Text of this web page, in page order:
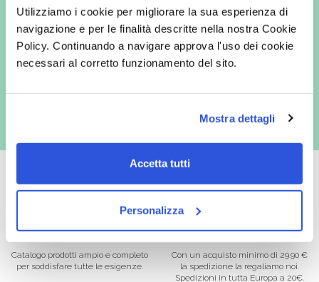
Utilizziamo i cookie per migliorare la sua esperienza di
navigazione e per le finalità descritte nella nostra Cookie
Policy. Continuando a navigare approva l'uso dei cookie
necessari al corretto funzionamento del sito.
Mostra dettagli
Accetta tutti
Personalizza
In qualità di interessato, avendo letto l’informativa
Privacy Policy
redatta ai sensi del Regolamento EU 2016/679, acconsento
espressamente al trattamento dei miei dati personali per finalità
commerciali da parte di Verafarma, tra cui invio di comunicazioni
marketing (con modalità telematiche - quali ad es. newsletter ed e-mail
con inviti e comunicazioni commerciali - e modalità tradizionali, quali ad
Catalogo prodotti ampio e completo
per soddisfare tutte le esigenze.
Con un acquisto minimo di 29.90 €
la spedizione la regaliamo noi.
Spedizioni in tutta Europa a 20€.